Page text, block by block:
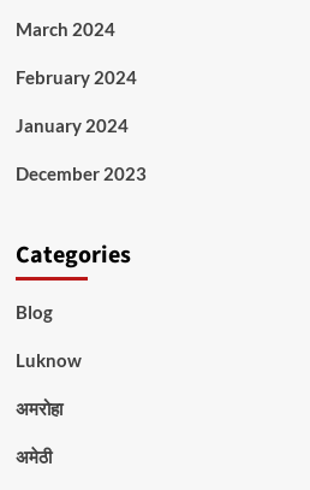
March 2024
February 2024
January 2024
December 2023
Categories
Blog
Luknow
अमरोहा
अमेठी